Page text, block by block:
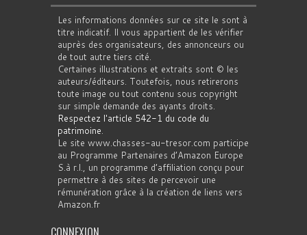
Les informations données sur ce site le sont à
titre indicatif. Il vous appartient de les vérifier
auprès des organisateurs, des annonceurs ou
de tout autre tiers cité.
Certaines illustrations et extraits sont © les
auteurs/éditeurs. Toutefois, nous retirerons
toute image ou tout contenu sous copyright
sur simple demande des ayants droits.
Respectez l'article 542-1 du code du
patrimoine.
Le site www.chasses-au-tresor.com participe
au Programme Partenaires d’Amazon Europe
S.à r.l., un programme d’affiliation conçu pour
permettre à des sites de percevoir une
rémunération grâce à la création de liens vers
Amazon.fr